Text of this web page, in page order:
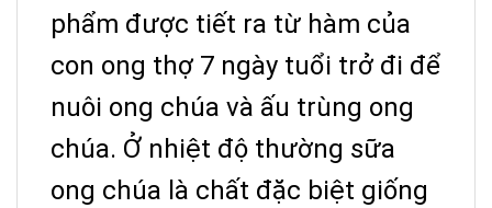
phẩm được tiết ra từ hàm của
con ong thợ 7 ngày tuổi trở đi để
nuôi ong chúa và ấu trùng ong
chúa. Ở nhiệt độ thường sữa
ong chúa là chất đặc biệt giống